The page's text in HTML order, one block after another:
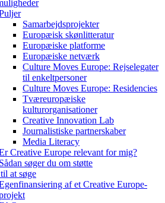
Samarbejdsprojekter
Europæisk skønlitteratur
Europæiske platforme
Europæiske netværk
Culture Moves Europe: Rejselegater
til enkeltpersoner
Culture Moves Europe: Residencies
Tværeuropæiske
kulturorganisationer
Creative Innovation Lab
Journalistiske partnerskaber
Media Literacy
Creative Europe relevant for mig?
Sådan søger du om støtte
at søge
af et Creative Europe-